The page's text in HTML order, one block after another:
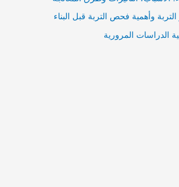
وأهمية فحص التربة قبل البناء
الدراسات المرورية